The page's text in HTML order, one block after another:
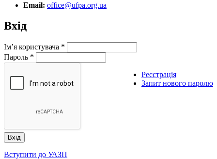
Email: office@ufpa.org.ua
Вхід
Ім’я користувача *
Пароль *
Реєстрація
Запит нового паролю
Вступити до УАЗП